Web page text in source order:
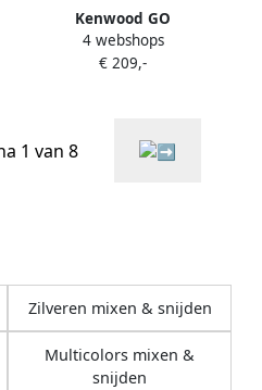
Kenwood GO
keukenmachine
KZM35.000GY Blauw 4L
Opbergen in keukenkast of
4 webshops
€ 209,-
1 van 8
Zilveren mixen & snijden
Multicolors mixen &
snijden